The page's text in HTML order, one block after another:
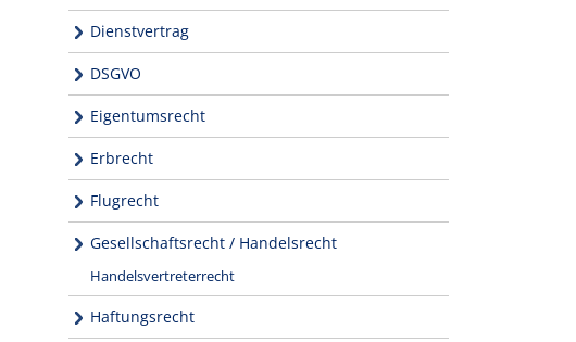
Dienstvertrag
DSGVO
Eigentumsrecht
Erbrecht
Flugrecht
Gesellschaftsrecht / Handelsrecht
Handelsvertreterrecht
Haftungsrecht